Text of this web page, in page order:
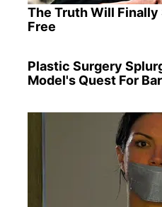
The Truth Will Finally
Free
Plastic Surgery
Model's Quest For